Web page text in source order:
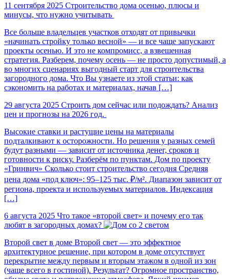
11 сентября 2025 Строительство дома осенью, плюсы и
минусы, что нужно учитывать
Все больше владельцев участков отходят от привычки
«начинать стройку только весной» — и все чаще запускают
проекты осенью. И это не компромисс, а взвешенная
стратегия. Разберем, почему осень — не просто допустимый, а
во многих сценариях выгодный старт для строительства
загородного дома. Что Вы узнаете из этой статьи: как
сэкономить на работах и материалах, начав […]
29 августа 2025 Строить дом сейчас или подождать? Анализ
цен и прогнозы на 2026 год.
Высокие ставки и растущие цены на материалы
подталкивают к осторожности. Но решения у разных семей
будут разными — зависит от источника денег, сроков и
готовности к риску. Разберём по пунктам. Дом по проекту
«Гринвич» Сколько стоит строительство сегодня Средняя
цена дома «под ключ»: 95–125 тыс. ₽/м². Диапазон зависит от
региона, проекта и используемых материалов. Индексация
[…]
6 августа 2025 Что такое «второй свет» и почему его так
любят в загородных домах?
Второй свет в доме Второй свет — это эффектное
архитектурное решение, при котором в доме отсутствует
перекрытие между первым и вторым этажом в одной из зон
(чаще всего в гостиной). Результат? Огромное пространство,